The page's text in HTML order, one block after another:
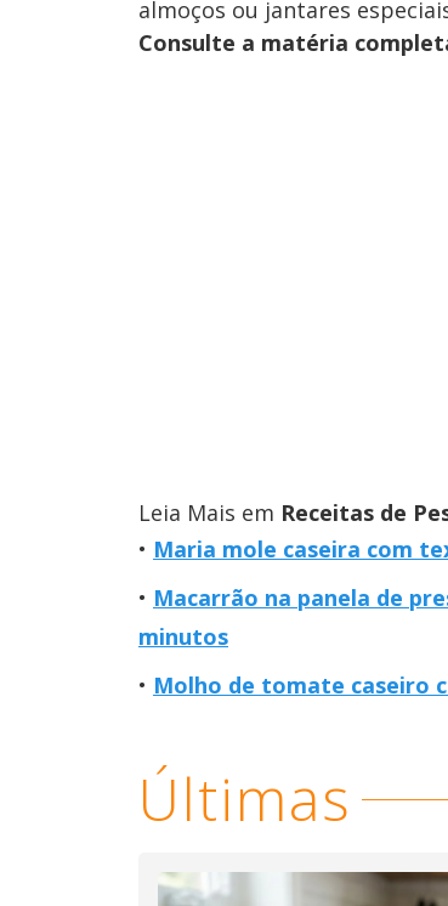
almoços ou jantares
Consulte a matéria
Leia Mais em Receitas de
Maria mole caseira com
Macarrão na panela de
minutos
Molho de tomate caseiro
Últimas